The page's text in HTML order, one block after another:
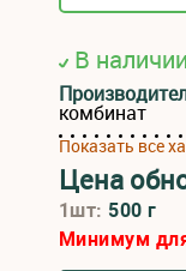
В наличии
комбинат
Показать все
Цена
1шт: 500 г
Минимум